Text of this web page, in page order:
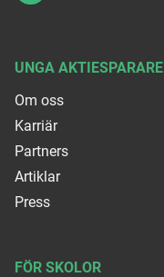
UNGA AKTIESPARARE
Om oss
Karriär
Partners
Artiklar
Press
FÖR SKOLOR